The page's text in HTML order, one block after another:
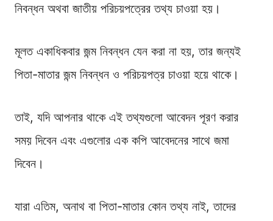
নিবন্ধন অথবা জাতীয় পরিচয়পত্রের তথ্য চাওয়া হয়।
মূলত একাধিকবার জন্ম নিবন্ধন যেন করা না হয়, তার জন্যই
পিতা-মাতার জন্ম নিবন্ধন ও পরিচয়পত্র চাওয়া হয়ে থাকে।
তাই, যদি আপনার থাকে এই তথ্যগুলো আবেদন পূরণ করার
সময় দিবেন এবং এগুলোর এক কপি আবেদনের সাথে জমা
দিবেন।
যারা এতিম, অনাথ বা পিতা-মাতার কোন তথ্য নাই, তাদের